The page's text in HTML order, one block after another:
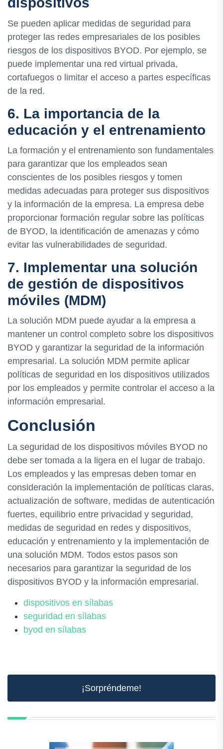
Se pueden aplicar medidas de seguridad para
proteger las redes empresariales de los posibles
riesgos de los dispositivos BYOD. Por ejemplo, se
puede implementar una red virtual privada,
cortafuegos o limitar el acceso a partes específicas
de la red.
6. La importancia de la
educación y el entrenamiento
La formación y el entrenamiento son fundamentales
para garantizar que los empleados sean
conscientes de los posibles riesgos y tomen
medidas adecuadas para proteger sus dispositivos
y la información de la empresa. La empresa debe
proporcionar formación regular sobre las políticas
de BYOD, la identificación de amenazas y cómo
evitar las vulnerabilidades de seguridad.
7. Implementar una solución
de gestión de dispositivos
móviles (MDM)
La solución MDM puede ayudar a la empresa a
mantener un control completo sobre los dispositivos
BYOD y garantizar la seguridad de la información
empresarial. La solución MDM permite aplicar
políticas de seguridad en los dispositivos utilizados
por los empleados y permite controlar el acceso a la
información empresarial.
Conclusión
La seguridad de los dispositivos móviles BYOD no
debe ser tomada a la ligera en el lugar de trabajo.
Los empleados y las empresas deben tomar en
consideración la implementación de políticas claras,
actualización de software, medidas de autenticación
fuertes, equilibrio entre privacidad y seguridad,
medidas de seguridad en redes y dispositivos,
educación y entrenamiento y la implementación de
una solución MDM. Todos estos pasos son
necesarios para garantizar la seguridad de los
dispositivos BYOD y la información empresarial.
dispositivos en sílabas
seguridad en sílabas
byod en sílabas
¡Sorpréndeme!